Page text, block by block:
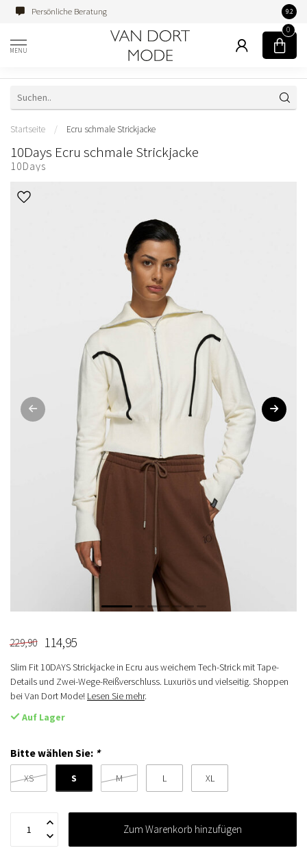
Persönliche Beratung 9.2
MENU
0
Startseite / Ecru schmale Strickjacke
10Days Ecru schmale Strickjacke
10Days
229,90 114,95
Slim Fit 10DAYS Strickjacke in Ecru aus weichem Tech-Strick mit Tape-
Details und Zwei-Wege-Reißverschluss. Luxuriös und vielseitig. Shoppen
bei Van Dort Mode! Lesen Sie mehr.
Auf Lager
Bitte wählen Sie: *
XS S M L XL
Zum Warenkorb hinzufügen